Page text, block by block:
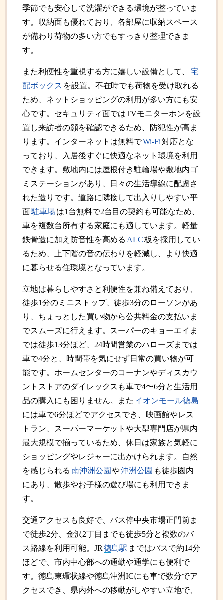
季節でも安心して洗濯ができる環境が整っていま
す。収納面も優れており、各部屋に収納スペース
が備わり荷物の多い方でもすっきり整理できま
す。
また利便性を重視する方に嬉しい設備として、
宅
配ボックス を設置。不在時でも荷物を受け取れる
ため、ネットショッピングの利用が多い方にも安
心です。セキュリティ面ではTVモニターホンを設
置し来訪者の顔を確認できるため、防犯性が高ま
ります。インターネットは無料でWi-Fi対応とな
っており、入居後すぐに快適なネット環境を利用
できます。敷地内には屋根付き駐輪場や敷地内ゴ
ミステーションがあり、日々の生活導線に配慮さ
れた造りです。道路に隣接して出入りしやすい平
面駐車場は1台無料で2台目の契約も可能なため、
車を複数台所有する家庭にも適しています。軽量
鉄骨造に加え防音性を高める ALC板を採用してい
るため、上下階の音の伝わりを軽減し、より快適
に暮らせる住環境となっています。
立地は暮らしやすさと利便性を兼ね備えており、
徒歩1分のミニストップ、徒歩3分のローソンがあ
り、ちょっとした買い物から公共料金の支払いま
でスムーズに行えます。スーパーのキョーエイま
では徒歩13分ほど、24時間営業のハローズまでは
車で4分と、時間帯を気にせず日常の買い物が可
能です。ホームセンターのコーナンやディスカウ
ントストアのダイレックスも車で4〜6分と生活用
品の購入にも困りません。また イオンモール徳島
には車で6分ほどでアクセスでき、映画館やレス
トラン、スーパーマーケットや大型専門店が県内
最大規模で揃っているため、休日は家族と気軽に
ショッピングやレジャーに出かけられます。自然
を感じられる 南沖洲公園 や沖洲公園 も徒歩圏内
にあり、散歩やお子様の遊び場にも利用できま
す。
交通アクセスも良好で、バス停中央市場正門前ま
で徒歩2分、金沢2丁目までも徒歩5分と複数のバ
ス路線を利用可能。JR 徳島駅 まではバスで約14分
ほどで、市内中心部への通勤や通学にも便利で
す。徳島東環状線や徳島沖洲ICにも車で数分でア
クセスでき、県内外への移動がしやすい立地で、